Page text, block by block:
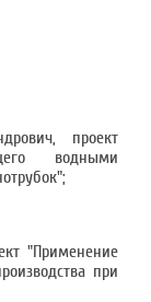
проект
водными
"Применение
при